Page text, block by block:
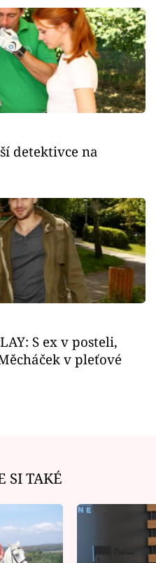
detektivce na
S ex v posteli,
v pleťové
SI TAKÉ